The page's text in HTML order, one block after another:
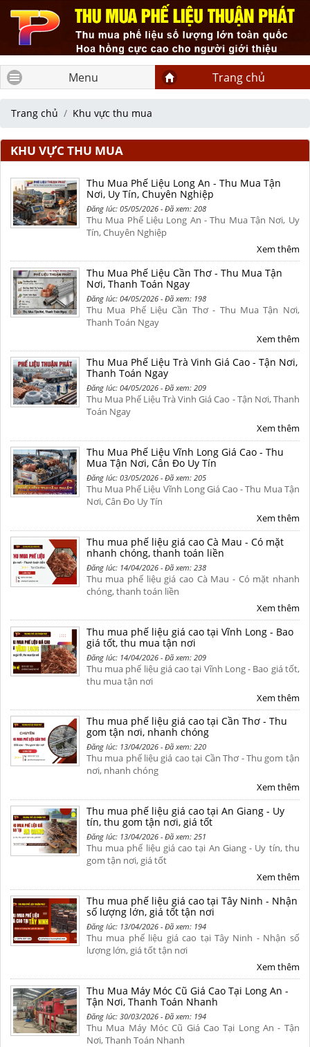
Menu Trang chủ
Trang chủ Khu vực thu mua
KHU VỰC THU MUA
Thu Mua Phế Liệu Long An - Thu Mua Tận
Nơi, Uy Tín, Chuyên Nghiệp
Đăng lúc: 05/05/2026 - Đã xem: 208
Thu Mua Phế Liệu Long An - Thu Mua Tận Nơi, Uy
Tín, Chuyên Nghiệp
Xem thêm
Thu Mua Phế Liệu Cần Thơ - Thu Mua Tận
Nơi, Thanh Toán Ngay
Đăng lúc: 04/05/2026 - Đã xem: 198
Thu Mua Phế Liệu Cần Thơ - Thu Mua Tận Nơi,
Thanh Toán Ngay
Xem thêm
Thu Mua Phế Liệu Trà Vinh Giá Cao - Tận Nơi,
Thanh Toán Ngay
Đăng lúc: 04/05/2026 - Đã xem: 209
Thu Mua Phế Liệu Trà Vinh Giá Cao - Tận Nơi, Thanh
Toán Ngay
Xem thêm
Thu Mua Phế Liệu Vĩnh Long Giá Cao - Thu
Mua Tận Nơi, Cân Đo Uy Tín
Đăng lúc: 03/05/2026 - Đã xem: 205
Thu Mua Phế Liệu Vĩnh Long Giá Cao - Thu Mua Tận
Nơi, Cân Đo Uy Tín
Xem thêm
Thu mua phế liệu giá cao Cà Mau - Có mặt
nhanh chóng, thanh toán liền
Đăng lúc: 14/04/2026 - Đã xem: 238
Thu mua phế liệu giá cao Cà Mau - Có mặt nhanh
chóng, thanh toán liền
Xem thêm
Thu mua phế liệu giá cao tại Vĩnh Long - Bao
giá tốt, thu mua tận nơi
Đăng lúc: 14/04/2026 - Đã xem: 209
Thu mua phế liệu giá cao tại Vĩnh Long - Bao giá tốt,
thu mua tận nơi
Xem thêm
Thu mua phế liệu giá cao tại Cần Thơ - Thu
gom tận nơi, nhanh chóng
Đăng lúc: 13/04/2026 - Đã xem: 220
Thu mua phế liệu giá cao tại Cần Thơ - Thu gom tận
nơi, nhanh chóng
Xem thêm
Thu mua phế liệu giá cao tại An Giang - Uy
tín, thu gom tận nơi, giá tốt
Đăng lúc: 13/04/2026 - Đã xem: 251
Thu mua phế liệu giá cao tại An Giang - Uy tín, thu
gom tận nơi, giá tốt
Xem thêm
Thu mua phế liệu giá cao tại Tây Ninh - Nhận
số lượng lớn, giá tốt tận nơi
Đăng lúc: 13/04/2026 - Đã xem: 194
Thu mua phế liệu giá cao tại Tây Ninh - Nhận số
lượng lớn, giá tốt tận nơi
Xem thêm
Thu Mua Máy Móc Cũ Giá Cao Tại Long An -
Tận Nơi, Thanh Toán Nhanh
Đăng lúc: 30/03/2026 - Đã xem: 194
Thu Mua Máy Móc Cũ Giá Cao Tại Long An - Tận
Nơi, Thanh Toán Nhanh